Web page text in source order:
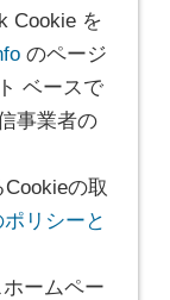
Cookie を
のページ
ベースで
事業者の
の取
リシーと
ームペー